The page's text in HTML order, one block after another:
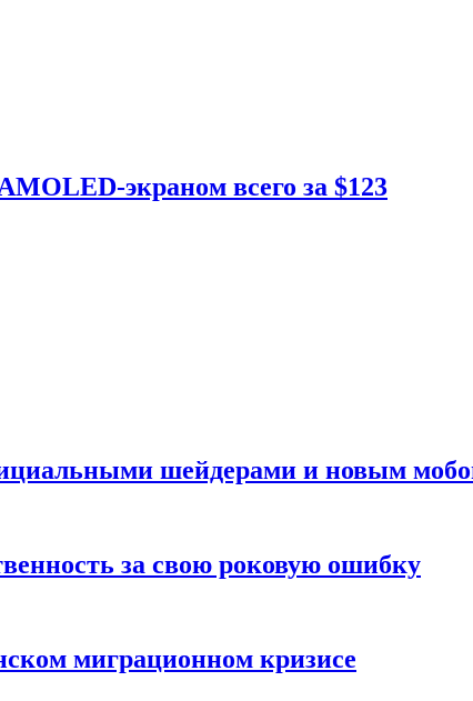
экраном всего за $123
шейдерами и новым
за свою роковую ошибку
миграционном кризисе